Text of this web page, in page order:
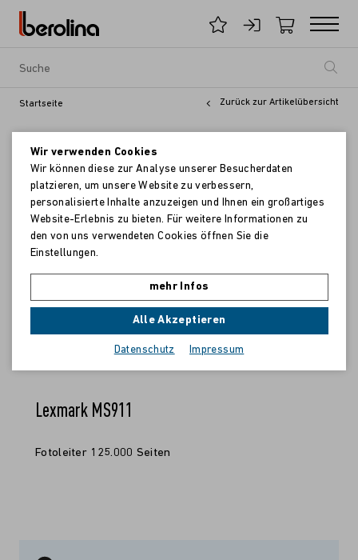
Startseite Zurück zur Artikelübersicht
Lexmark MS911
Fotoleiter 125.000 Seiten
Wir verwenden Cookies
Wir können diese zur Analyse unserer Besucherdaten
platzieren, um unsere Website zu verbessern,
personalisierte Inhalte anzuzeigen und Ihnen ein großartiges
Website-Erlebnis zu bieten. Für weitere Informationen zu
den von uns verwendeten Cookies öffnen Sie die
Einstellungen.
mehr Infos
Alle Akzeptieren
Datenschutz Impressum